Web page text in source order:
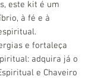
este kit é um
à fé e à
e fortaleça
adquira já o
e Chaveiro